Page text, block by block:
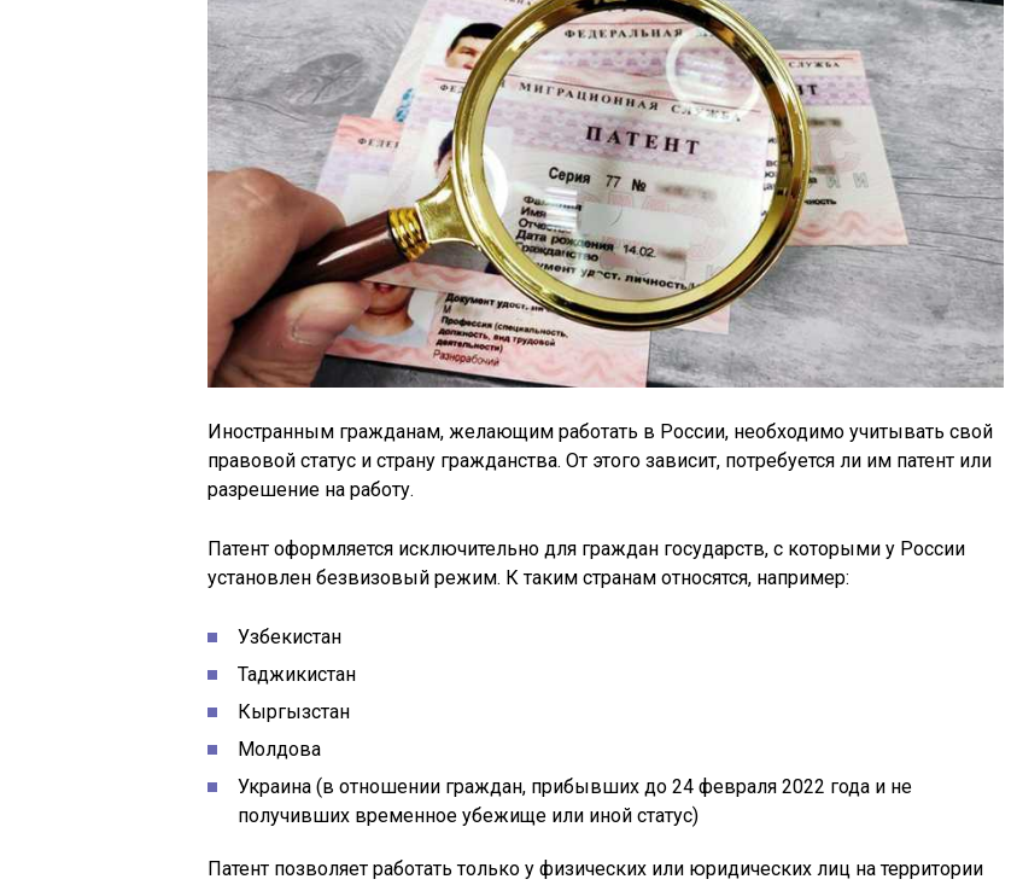
Иностранным гражданам, желающим работать в России, необходимо учитывать свой
правовой статус и страну гражданства. От этого зависит, потребуется ли им патент или
разрешение на работу.
Патент оформляется исключительно для граждан государств, с которыми у России
установлен безвизовый режим. К таким странам относятся, например:
Узбекистан
Таджикистан
Кыргызстан
Молдова
Украина (в отношении граждан, прибывших до 24 февраля 2022 года и не
получивших временное убежище или иной статус)
Патент позволяет работать только у физических или юридических лиц на территории